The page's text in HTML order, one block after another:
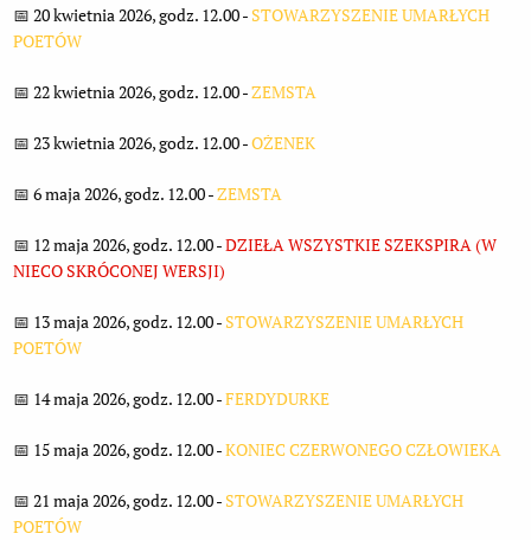
📅 20 kwietnia 2026, godz. 12.00 - STOWARZYSZENIE UMARŁYCH
POETÓW
📅 22 kwietnia 2026, godz. 12.00 -ZEMSTA
📅 23 kwietnia 2026, godz. 12.00 -OŻENEK
📅 6 maja 2026, godz. 12.00 -ZEMSTA
📅 12 maja 2026, godz. 12.00 -DZIEŁA WSZYSTKIE SZEKSPIRA (W
NIECO SKRÓCONEJ WERSJI)
📅 13 maja 2026, godz. 12.00 - STOWARZYSZENIE UMARŁYCH
POETÓW
📅 14 maja 2026, godz. 12.00 -FERDYDURKE
📅 15 maja 2026, godz. 12.00 -KONIEC CZERWONEGO CZŁOWIEKA
📅 21 maja 2026, godz. 12.00 - STOWARZYSZENIE UMARŁYCH
POETÓW